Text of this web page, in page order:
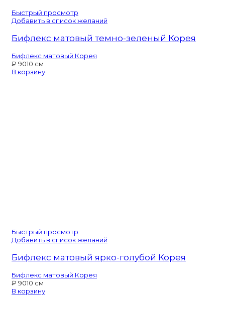
Быстрый просмотр
Добавить в список желаний
Бифлекс матовый темно-зеленый Корея
Бифлекс матовый Корея
₽ 9010 см
В корзину
Быстрый просмотр
Добавить в список желаний
Бифлекс матовый ярко-голубой Корея
Бифлекс матовый Корея
₽ 9010 см
В корзину